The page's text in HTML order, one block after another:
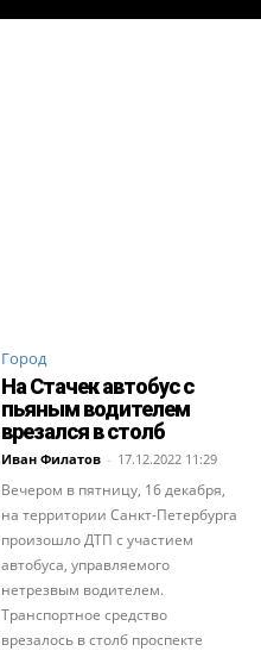
Город
На Стачек автобус с
пьяным водителем
врезался в столб
Иван Филатов - 17.12.2022 11:29
Вечером в пятницу, 16 декабря,
на территории Санкт-Петербурга
произошло ДТП с участием
автобуса, управляемого
нетрезвым водителем.
Транспортное средство
врезалось в столб проспекте